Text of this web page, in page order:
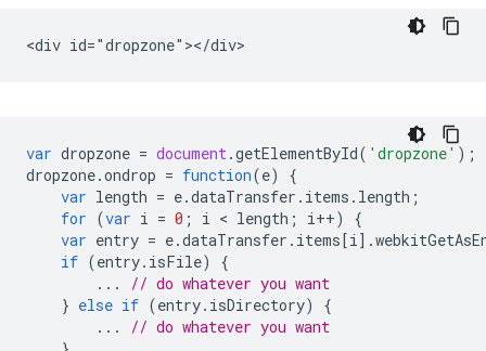
var dropzone = document.getElementById( 'dropzone' );
dropzone.ondrop = function(e)
{
var length = e.dataTransfer . items . length ;
for (var i = 0 ; i < length ; i++)
{
var entry = e.dataTransfer . items[i].
if (entry. isFile)
{
...
// do whatever you want
} else if (entry. isDirectory)
{
...
// do whatever you want